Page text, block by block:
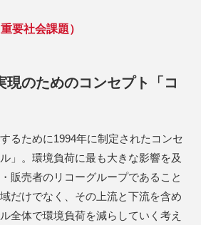
要社会課題）
現のためのコンセプト「コ
るために1994年に制定されたコンセ
」。環境負荷に最も大きな影響を及
販売者のリコーグループであること
だけでなく、その上流と下流を含め
全体で環境負荷を減らしていく考え